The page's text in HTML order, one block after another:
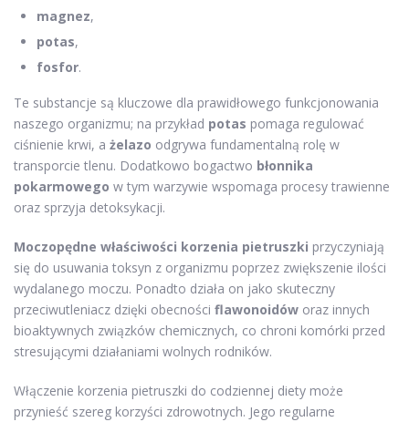
magnez,
potas,
fosfor.
Te substancje są kluczowe dla prawidłowego funkcjonowania
naszego organizmu; na przykład potas pomaga regulować
ciśnienie krwi, a żelazo odgrywa fundamentalną rolę w
transporcie tlenu. Dodatkowo bogactwo błonnika
pokarmowego w tym warzywie wspomaga procesy trawienne
oraz sprzyja detoksykacji.
Moczopędne właściwości korzenia pietruszki przyczyniają
się do usuwania toksyn z organizmu poprzez zwiększenie ilości
wydalanego moczu. Ponadto działa on jako skuteczny
przeciwutleniacz dzięki obecności flawonoidów oraz innych
bioaktywnych związków chemicznych, co chroni komórki przed
stresującymi działaniami wolnych rodników.
Włączenie korzenia pietruszki do codziennej diety może
przynieść szereg korzyści zdrowotnych. Jego regularne